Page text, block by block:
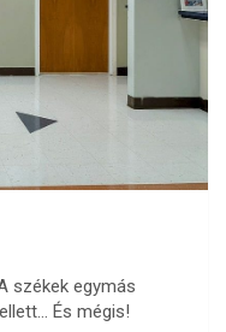
székek egymás
És mégis!